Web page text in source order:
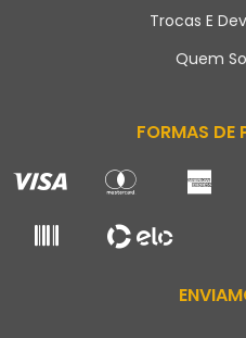
Trocas E
Quem
FORMAS DE